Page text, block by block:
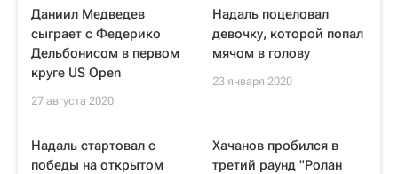
Даниил Медведев
сыграет с Федерико
Дельбонисом в первом
круге US Open
27 августа 2020
Надаль поцеловал
девочку, которой попал
мячом в голову
23 января 2020
Надаль стартовал с
победы на открытом
Хачанов пробился в
третий раунд "Ролан